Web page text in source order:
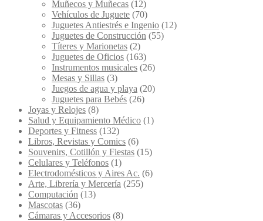
Muñecos y Muñecas (12)
Vehículos de Juguete (70)
Juguetes Antiestrés e Ingenio (12)
Juguetes de Construcción (55)
Títeres y Marionetas (2)
Juguetes de Oficios (163)
Instrumentos musicales (26)
Mesas y Sillas (3)
Juegos de agua y playa (20)
Juguetes para Bebés (26)
Joyas y Relojes (8)
Salud y Equipamiento Médico (1)
Deportes y Fitness (132)
Libros, Revistas y Comics (6)
Souvenirs, Cotillón y Fiestas (15)
Celulares y Teléfonos (1)
Electrodomésticos y Aires Ac. (6)
Arte, Librería y Mercería (255)
Computación (13)
Mascotas (36)
Cámaras y Accesorios (8)